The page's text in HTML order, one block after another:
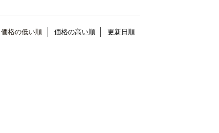
価格の低い順 価格の高い順 更新日順